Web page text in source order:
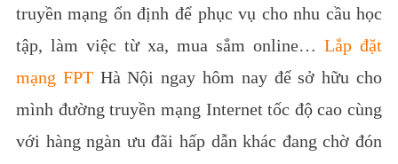
truyền mạng ổn định để phục vụ cho nhu cầu học
tập, làm việc từ xa, mua sắm online…Lắp đặt
mạng FPTHà Nội ngay hôm nay để sở hữu cho
mình đường truyền mạng Internet tốc độ cao cùng
với hàng ngàn ưu đãi hấp dẫn khác đang chờ đón